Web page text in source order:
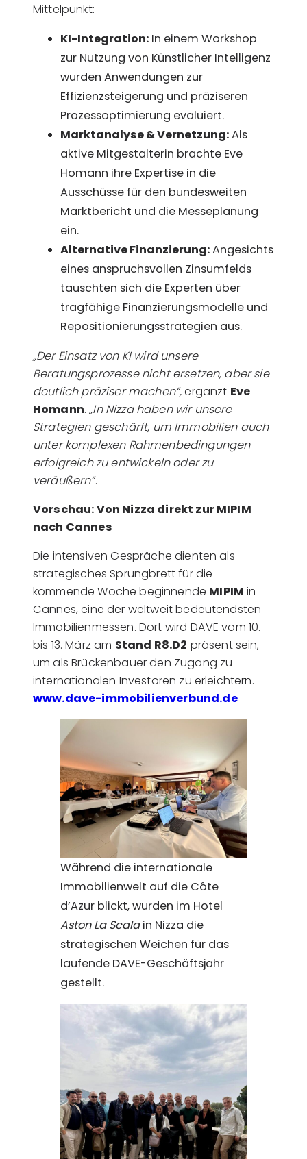
Mittelpunkt:
KI-Integration: In einem Workshop
zur Nutzung von Künstlicher Intelligenz
wurden Anwendungen zur
Effizienzsteigerung und präziseren
Prozessoptimierung evaluiert.
Marktanalyse & Vernetzung:Als
aktive Mitgestalterin brachte Eve
Homann ihre Expertise in die
Ausschüsse für den bundesweiten
Marktbericht und die Messeplanung
ein.
Alternative Finanzierung:Angesichts
eines anspruchsvollen Zinsumfelds
tauschten sich die Experten über
tragfähige Finanzierungsmodelle und
Repositionierungsstrategien aus.
„Der Einsatz von KI wird unsere
Beratungsprozesse nicht ersetzen, aber sie
deutlich präziser machen“,ergänzt Eve
Homann.„In Nizza haben wir unsere
Strategien geschärft, um Immobilien auch
unter komplexen Rahmenbedingungen
erfolgreich zu entwickeln oder zu
veräußern“.
Vorschau: Von Nizza direkt zur MIPIM
nach Cannes
Die intensiven Gespräche dienten als
strategisches Sprungbrett für die
kommende Woche beginnende MIPIM in
Cannes, eine der weltweit bedeutendsten
Immobilienmessen. Dort wird DAVE vom 10.
bis 13. März am Stand R8.D2 präsent sein,
um als Brückenbauer den Zugang zu
internationalen Investoren zu erleichtern.
www.dave-immobilienverbund.de
Während die internationale
Immobilienwelt auf die Côte
d’Azur blickt, wurden im Hotel
Aston La Scalain Nizza die
strategischen Weichen für das
laufende DAVE-Geschäftsjahr
gestellt.